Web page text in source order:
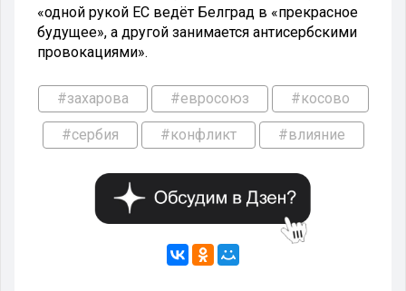
«одной рукой ЕС ведёт Белград в «прекрасное
будущее», а другой занимается антисербскими
провокациями».
#захарова #евросоюз #косово
#сербия #конфликт #влияние